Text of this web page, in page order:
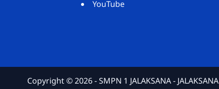
YouTube
Copyright ©2026- SMPN 1 JALAKSANA - JALAKSANA